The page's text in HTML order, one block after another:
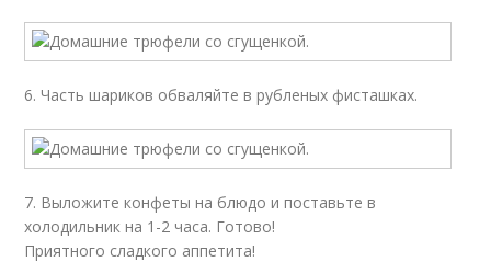
6. Часть шариков обваляйте в рубленых фисташках.
7. Выложите конфеты на блюдо и поставьте в
холодильник на 1-2 часа. Готово!
Приятного сладкого аппетита!